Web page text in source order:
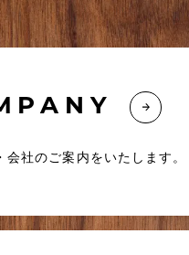
社のご案内をいたします。